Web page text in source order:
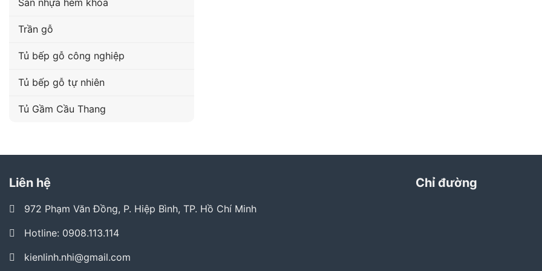
Trần gỗ
Tủ bếp gỗ công nghiệp
Tủ bếp gỗ tự nhiên
Tủ Gầm Cầu Thang
Liên hệ
972 Phạm Văn Đồng, P. Hiệp Bình, TP. Hồ Chí Minh
Hotline: 0908.113.114
kienlinh.nhi@gmail.com
Chỉ đường